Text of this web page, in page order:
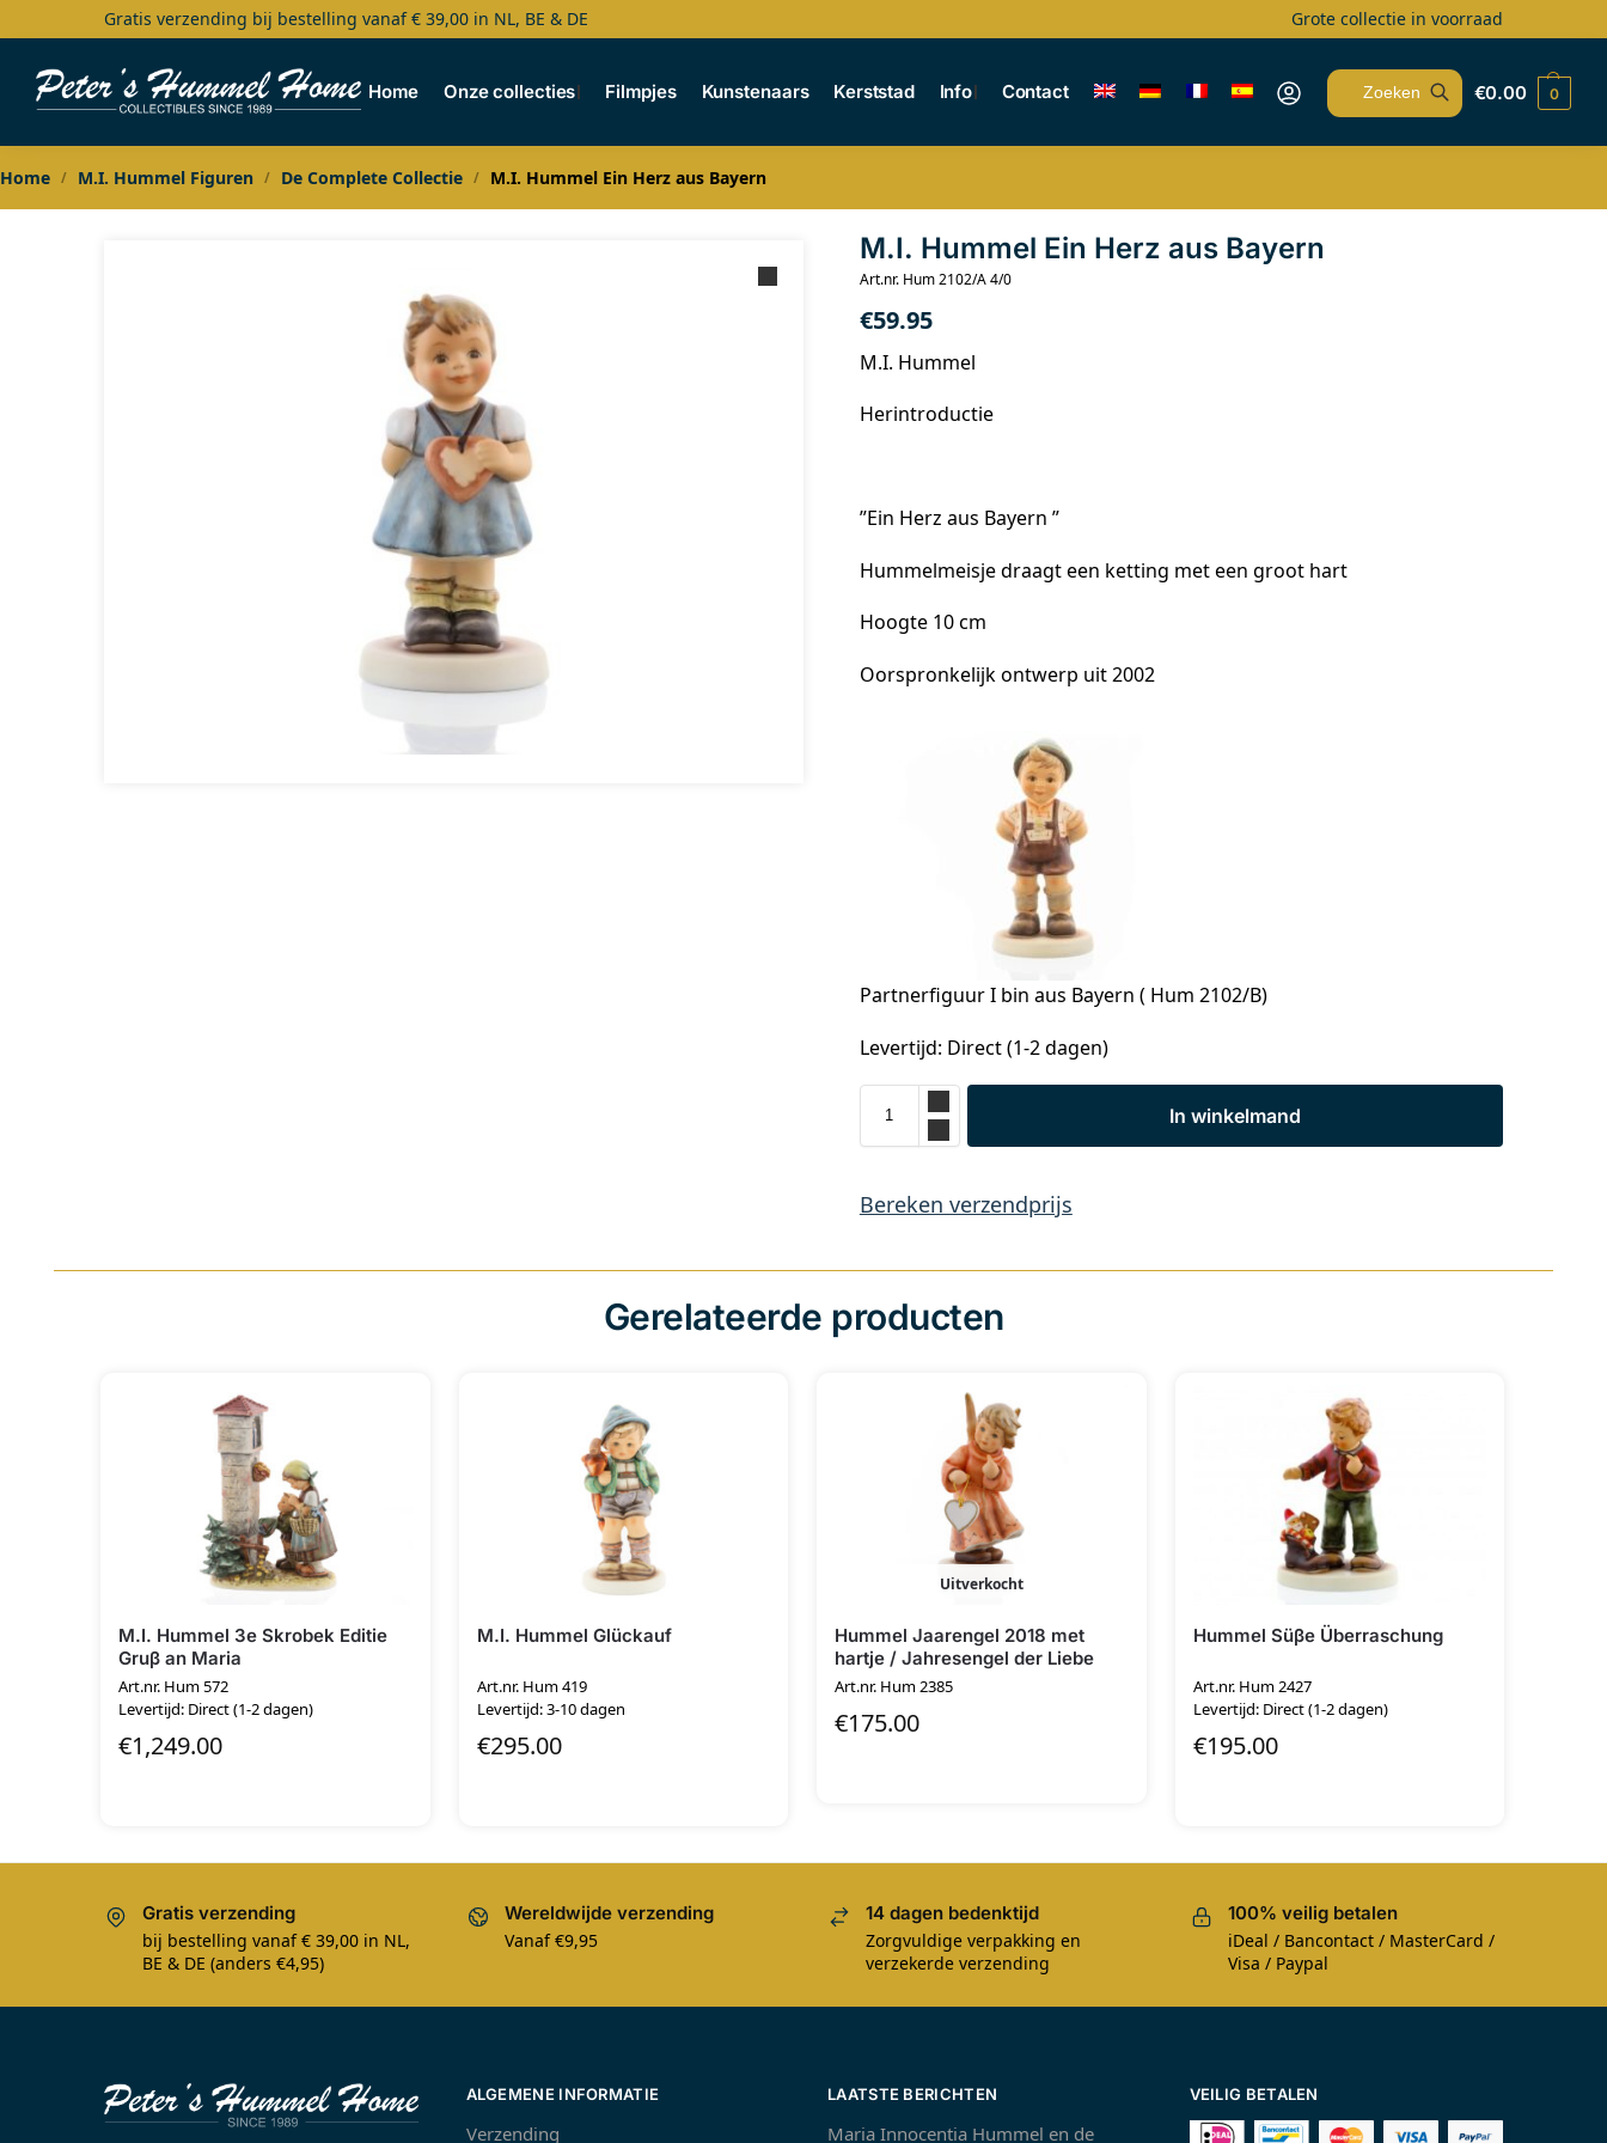
Gratis verzending bij bestelling vanaf € 39,00 in NL, BE & DE Grote collectie in voorraad
Home Onze collecties Filmpjes Kunstenaars Kerststad Info Contact
Search
€0.00 0
Home / M.I. Hummel Figuren / De Complete Collectie / M.I. Hummel Ein Herz aus Bayern
M.I. Hummel Ein Herz aus Bayern
Art.nr. Hum 2102/A 4/0
€59.95
M.I. Hummel
Herintroductie
”Ein Herz aus Bayern ”
Hummelmeisje draagt een ketting met een groot hart
Hoogte 10 cm
Oorspronkelijk ontwerp uit 2002
Partnerfiguur I bin aus Bayern ( Hum 2102/B)
Levertijd: Direct (1-2 dagen)
In winkelmand
Bereken verzendprijs
Gerelateerde producten
M.I. Hummel 3e Skrobek Editie
Gruβ an Maria
Art.nr. Hum 572
Levertijd: Direct (1-2 dagen)
€1,249.00
M.I. Hummel Glückauf
Art.nr. Hum 419
Levertijd: 3-10 dagen
€295.00
Uitverkocht
Hummel Jaarengel 2018 met
hartje / Jahresengel der Liebe
Art.nr. Hum 2385
€175.00
Hummel Süβe Überraschung
Art.nr. Hum 2427
Levertijd: Direct (1-2 dagen)
€195.00
Gratis verzending
bij bestelling vanaf € 39,00 in NL,
BE & DE (anders €4,95)
Wereldwijde verzending
Vanaf €9,95
14 dagen bedenktijd
Zorgvuldige verpakking en
verzekerde verzending
100% veilig betalen
iDeal / Bancontact / MasterCard /
Visa / Paypal
ALGEMENE INFORMATIE
Verzending
LAATSTE BERICHTEN
Maria Innocentia Hummel en de
VEILIG BETALEN